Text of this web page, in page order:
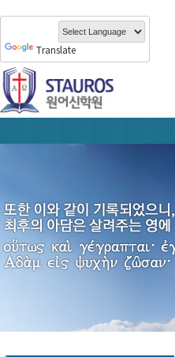
Translate